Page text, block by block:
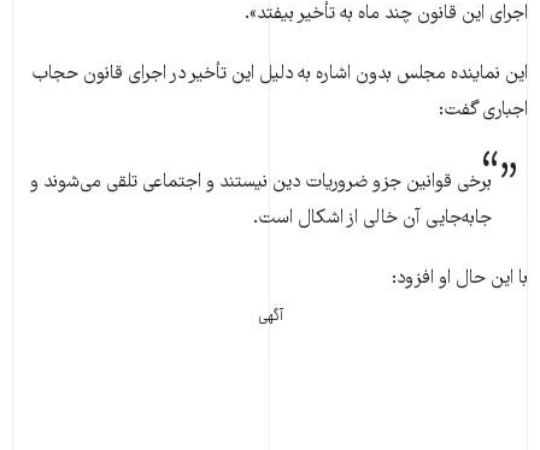
اجرای این قانون چند ماه به تأخیر بیفتد».
این نماینده مجلس بدون اشاره به دلیل این تأخیر در اجرای قانون حجاب
اجباری گفت:
برخی قوانین جزو ضروریات دین نیستند و اجتماعی تلقی می‌شوند و
جابه‌جایی آن خالی از اشکال است.
با این حال او افزود:
آگهی